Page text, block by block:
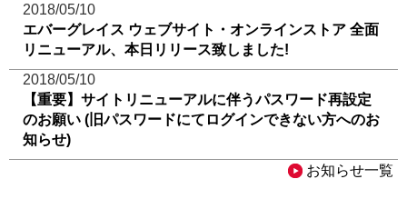
2018/05/10
エバーグレイス ウェブサイト・オンラインストア 全面
リニューアル、本日リリース致しました!
2018/05/10
【重要】サイトリニューアルに伴うパスワード再設定
のお願い (旧パスワードにてログインできない方へのお
知らせ)
お知らせ一覧